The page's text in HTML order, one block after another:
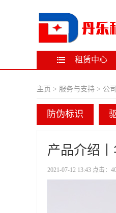
租赁中心
打印复印
笔记本
台式
主页 > 服务与支持 > 公
防伪标识
产品介绍
2021-07-12 13:43 点击：